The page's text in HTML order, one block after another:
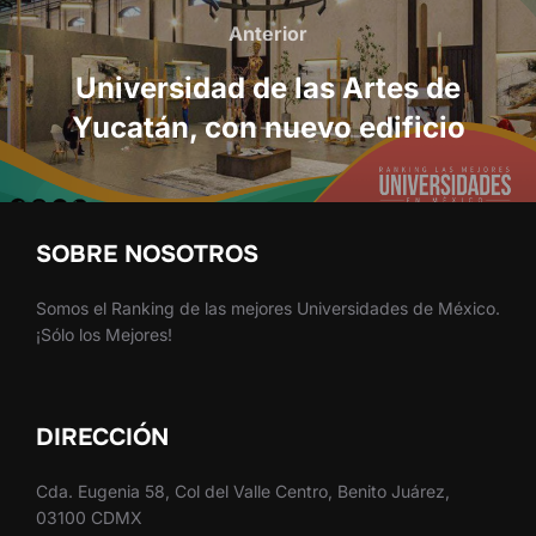
de
entradas
Anterior
Anterior
Universidad de las Artes de
Yucatán, con nuevo edificio
SOBRE NOSOTROS
Somos el Ranking de las mejores Universidades de México.
¡Sólo los Mejores!
DIRECCIÓN
Cda. Eugenia 58, Col del Valle Centro, Benito Juárez,
03100 CDMX